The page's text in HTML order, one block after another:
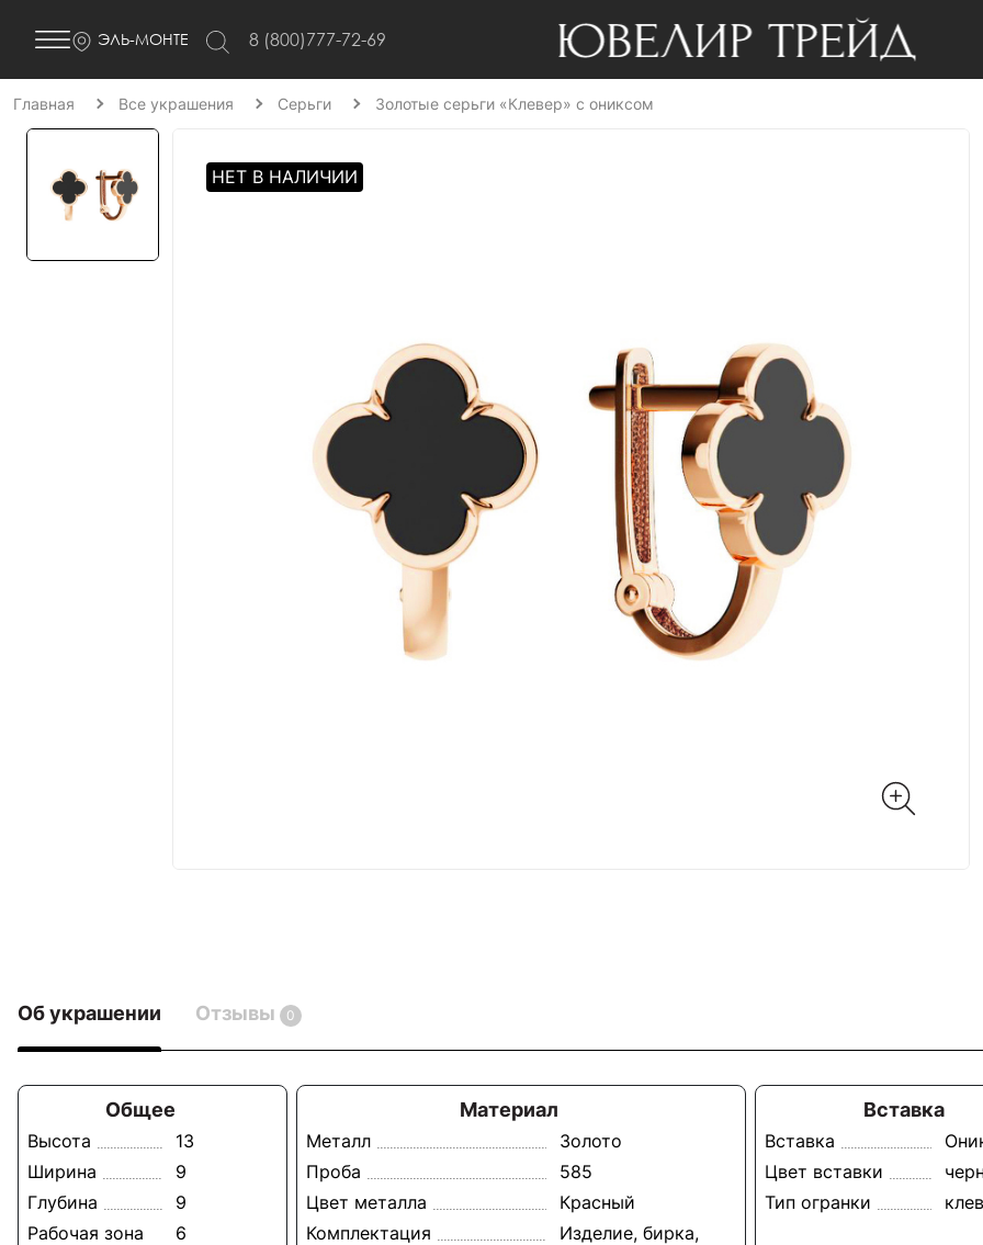
ЭЛЬ-МОНТЕ 8 (800)777-72-69
Главная Все украшения Серьги Золотые серьги «Клевер» с ониксом
НЕТ В НАЛИЧИИ
Об украшении Отзывы 0
Общее
Высота
13
Ширина
9
Глубина
9
Рабочая зона
6
Материал
Металл
Золото
Проба
585
Цвет металла
Красный
Комплектация
Изделие, бирка,
Вставка
Вставка
Цвет вставки
Тип огранки